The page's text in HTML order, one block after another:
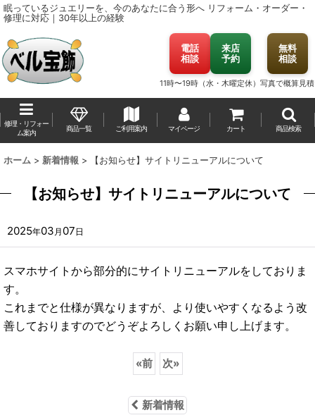
眠っているジュエリーを、今のあなたに合う形へ リフォーム・オーダー・
修理に対応｜30年以上の経験
電話
相談
来店
予約
11時〜19時（水・木曜定休）
無料
相談
写真で概算見積
修理・リフォー
ム案内
商品一覧 ご利用案内 マイページ カート 商品検索
ホーム > 新着情報 > 【お知らせ】サイトリニューアルについて
【お知らせ】サイトリニューアルについて
2025年03 月 07 日
スマホサイトから部分的にサイトリニューアルをしておりま
す。
これまでと仕様が異なりますが、より使いやすくなるよう改
善しておりますのでどうぞよろしくお願い申し上げます。
«前 次»
新着情報